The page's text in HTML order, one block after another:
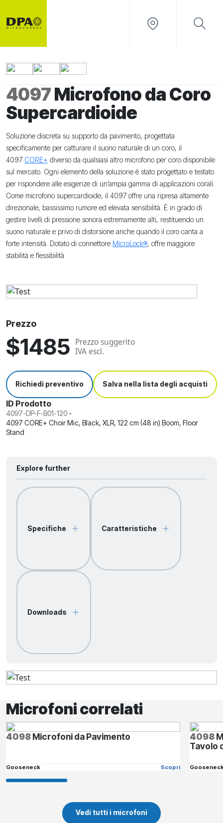
4097Microfono da Coro
Supercardioide
Soluzione discreta su supporto da pavimento, progettata
specificamente per catturare il suono naturale di un coro, il
4097 CORE+ diverso da qualsiasi altro microfono per coro disponibile
sul mercato. Ogni elemento della soluzione è stato progettato e testato
per rispondere alle esigenze di un’ampia gamma di applicazioni corali.
Come microfono supercardioide, il 4097 offre una ripresa altamente
direzionale, bassissimo rumore ed elevata sensibilità. È in grado di
gestire livelli di pressione sonora estremamente alti, restituendo un
suono naturale e privo di distorsione anche quando il coro canta a
forte intensità. Dotato di connettore MicroLock®, offre maggiore
stabilità e flessibilità
Prezzo
$1485 Prezzo suggerito
IVA escl.
Richiedi preventivo Salva nella lista degli acquisti
ID Prodotto
4097-DP-F-B01-120 -
4097 CORE+ Choir Mic, Black, XLR, 122 cm (48 in) Boom, Floor
Stand
Explore further
Specifiche Caratteristiche
Downloads
Microfoni correlati
4098Microfoni da Pavimento
Gooseneck Scopri
4098
Tavolo
Vedi tutti i microfoni